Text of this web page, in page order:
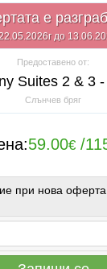
е
до
Предоставено от:
Suites 2 & 3
Слънчев бряг
59.00€ /
при нова